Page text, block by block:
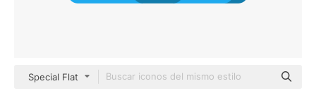
Special Flat